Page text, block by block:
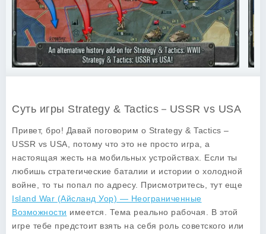
Суть игры Strategy & Tactics－USSR vs USA
Привет, бро! Давай поговорим о Strategy & Tactics –
USSR vs USA, потому что это не просто игра, а
настоящая жесть на мобильных устройствах. Если ты
любишь стратегические баталии и истории о холодной
войне, то ты попал по адресу. Присмотритесь, тут еще
Island War (Айсланд Уор) — Неограниченные
Возможности имеется. Тема реально рабочая. В этой
игре тебе предстоит взять на себя роль советского или